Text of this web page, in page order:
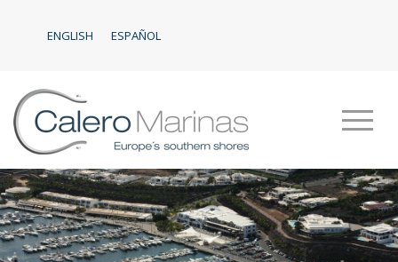
ENGLISH ESPAÑOL